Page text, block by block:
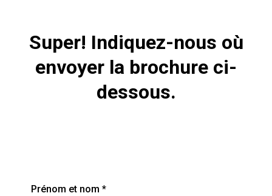
Super! Indiquez-nous où
envoyer la brochure ci-
dessous.
Prénom et nom *